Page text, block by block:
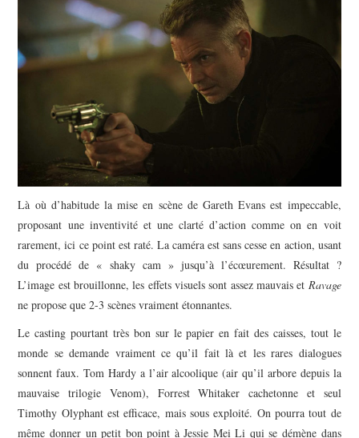
Là où d’habitude la mise en scène de Gareth Evans est impeccable,
proposant une inventivité et une clarté d’action comme on en voit
rarement, ici ce point est raté. La caméra est sans cesse en action, usant
du procédé de « shaky cam » jusqu’à l’écœurement. Résultat ?
L’image est brouillonne, les effets visuels sont assez mauvais et Ravage
ne propose que 2-3 scènes vraiment étonnantes.
Le casting pourtant très bon sur le papier en fait des caisses, tout le
monde se demande vraiment ce qu’il fait là et les rares dialogues
sonnent faux. Tom Hardy a l’air alcoolique (air qu’il arbore depuis la
mauvaise trilogie Venom), Forrest Whitaker cachetonne et seul
Timothy Olyphant est efficace, mais sous exploité. On pourra tout de
même donner un petit bon point à Jessie Mei Li qui se démène dans